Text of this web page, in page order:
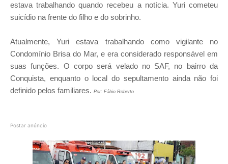
estava trabalhando quando recebeu a notícia. Yuri cometeu
suicídio na frente do filho e do sobrinho.
Atualmente, Yuri estava trabalhando como vigilante no
Condomínio Brisa do Mar, e era considerado responsável em
suas funções. O corpo será velado no SAF, no bairro da
Conquista, enquanto o local do sepultamento ainda não foi
definido pelos familiares. Por: Fábio Roberto
Postar anúncio